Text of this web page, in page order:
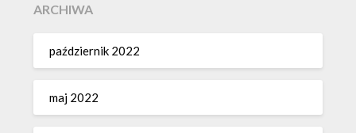
ARCHIWA
październik 2022
maj 2022